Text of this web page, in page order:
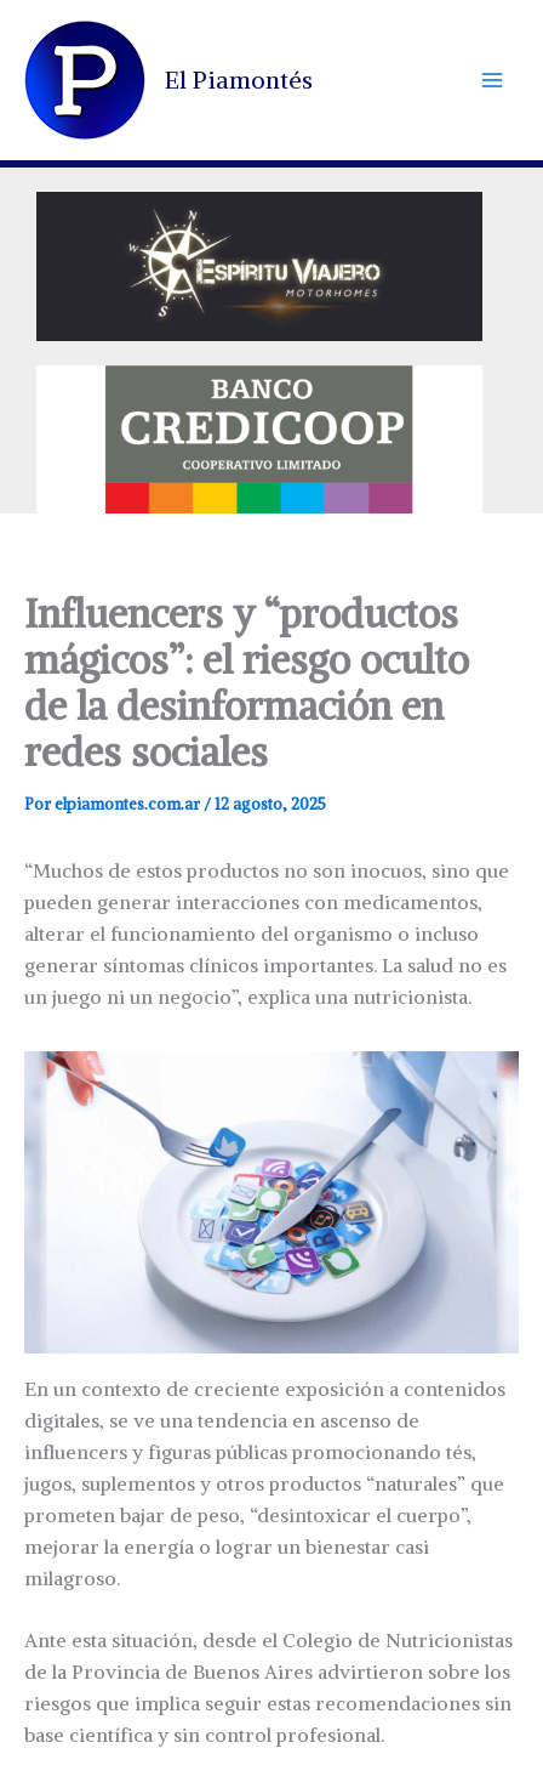
contenido
El Piamontés
Influencers y “productos
mágicos”: el riesgo oculto
de la desinformación en
redes sociales
Porelpiamontes.com.ar/12 agosto, 2025
“Muchos de estos productos no son inocuos, sino que
pueden generar interacciones con medicamentos,
alterar el funcionamiento del organismo o incluso
generar síntomas clínicos importantes. La salud no es
un juego ni un negocio”, explica una nutricionista.
En un contexto de creciente exposición a contenidos
digitales, se ve una tendencia en ascenso de
influencers y figuras públicas promocionando tés,
jugos, suplementos y otros productos “naturales” que
prometen bajar de peso, “desintoxicar el cuerpo”,
mejorar la energía o lograr un bienestar casi
milagroso.
Ante esta situación, desde el Colegio de Nutricionistas
de la Provincia de Buenos Aires advirtieron sobre los
riesgos que implica seguir estas recomendaciones sin
base científica y sin control profesional.